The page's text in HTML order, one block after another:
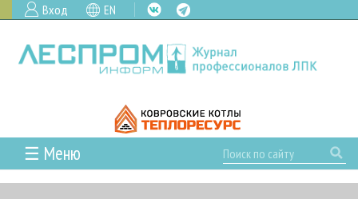
Вход EN
☰ Меню
ГЛАВНАЯ